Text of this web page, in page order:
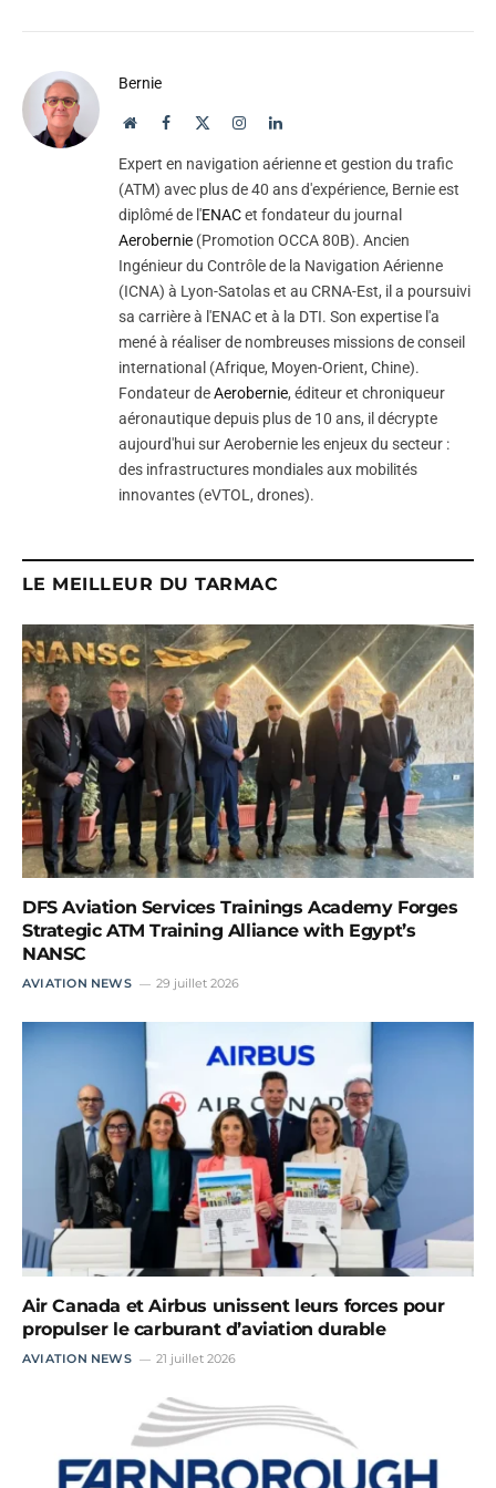
Bernie
WebsiteFacebook InstagramLinkedIn
Expert en navigation aérienne et gestion du trafic
(ATM) avec plus de 40 ans d'expérience, Bernie est
diplômé de l'ENACet fondateur du journal
Aerobernie (Promotion OCCA 80B). Ancien
Ingénieur du Contrôle de la Navigation Aérienne
(ICNA) à Lyon-Satolas et au CRNA-Est, il a poursuivi
sa carrière à l'ENAC et à la DTI. Son expertise l'a
mené à réaliser de nombreuses missions de conseil
international (Afrique, Moyen-Orient, Chine).
Fondateur deAerobernie, éditeur et chroniqueur
aéronautique depuis plus de 10 ans, il décrypte
aujourd'hui sur Aerobernie les enjeux du secteur :
des infrastructures mondiales aux mobilités
innovantes (eVTOL, drones).
LE MEILLEUR DU TARMAC
DFS Aviation Services Trainings Academy Forges
Strategic ATM Training Alliance with Egypt’s
NANSC
AVIATION NEWS 29 juillet 2026
Air Canada et Airbus unissent leurs forces pour
propulser le carburant d’aviation durable
AVIATION NEWS 21 juillet 2026